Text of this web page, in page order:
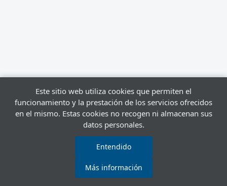
Este sitio web utiliza cookies que permiten el
funcionamiento y la prestación de los servicios ofrecidos
en el mismo. Estas cookies no recogen ni almacenan sus
datos personales.
Entendido
Más información